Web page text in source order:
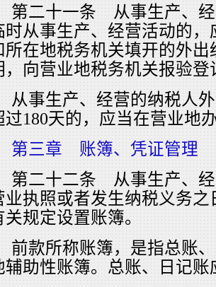
第二十一条 从事生产、
时从事生产、经营活动的
所在地税务机关填开的外
，向营业地税务机关报验
从事生产、经营的纳税人
过180天的，应当在营业地
第三章 账簿、凭证管理
第二十二条 从事生产、
业执照或者发生纳税义务
关规定设置账簿。
前款所称账簿，是指总账
辅助性账簿。总账、日记账